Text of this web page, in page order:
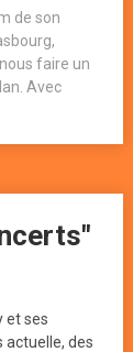
de son
faire un
Avec
et ses
actuelle, des